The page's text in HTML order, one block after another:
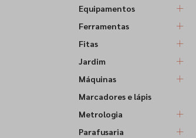
Equipamentos
Ferramentas
Fitas
Jardim
Máquinas
Marcadores e lápis
Metrologia
Parafusaria